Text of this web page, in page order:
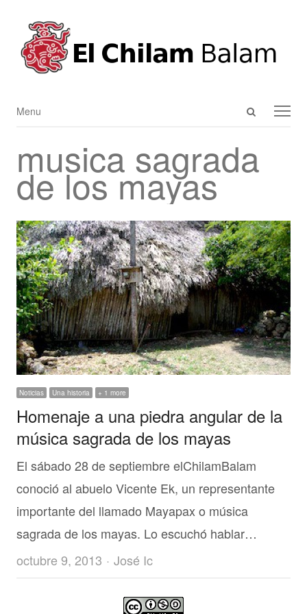
Open
Menu
Menu
musica sagrada
de los mayas
Noticias Una historia + 1 more
Homenaje a una piedra angular de la
música sagrada de los mayas
El sábado 28 de septiembre elChilamBalam
conoció al abuelo Vicente Ek, un representante
importante del llamado Mayapax o música
sagrada de los mayas. Lo escuchó hablar…
octubre 9, 2013
Author
José Ic